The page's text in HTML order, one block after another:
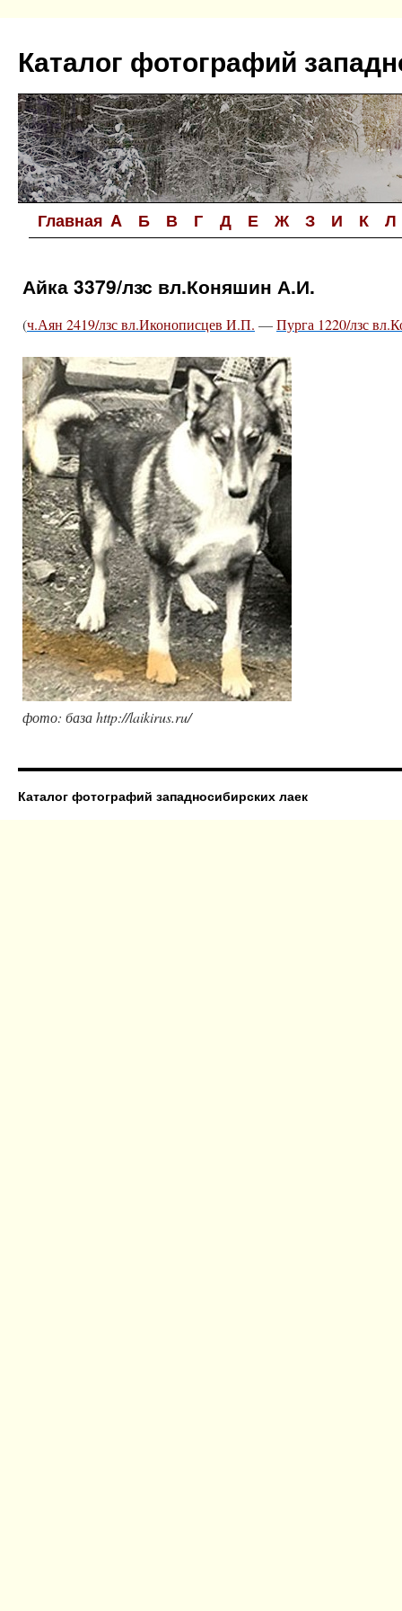
содержимому
Каталог фотографий
Главная A Б В Г Д Е Ж З И К Л
Айка 3379/лзс вл.Коняшин А.И.
(ч.Аян 2419/лзс вл.Иконописцев И.П. —Пурга 1220/лзс
фото: база http://laikirus.ru/
Каталог фотографий западносибирских лаек